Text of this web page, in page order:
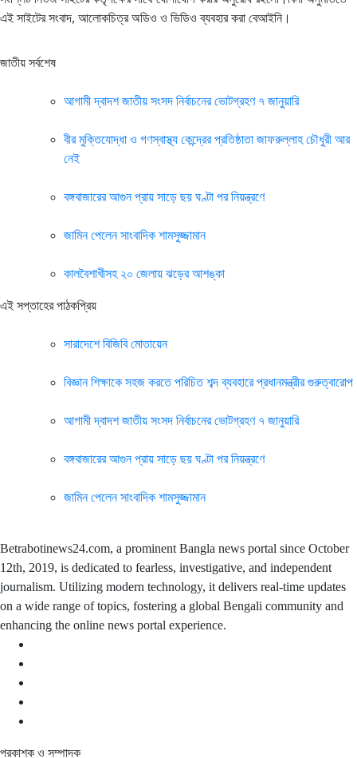
এই সাইটের সংবাদ, আলোকচিত্র অডিও ও ভিডিও ব্যবহার করা বেআইনি।
জাতীয় সর্বশেষ
আগামী দ্বাদশ জাতীয় সংসদ নির্বাচনের ভোটগ্রহণ ৭ জানুয়ারি
বীর মুক্তিযোদ্ধা ও গণস্বাস্থ্য কেন্দ্রের প্রতিষ্ঠাতা জাফরুল্লাহ চৌধুরী আর
নেই
বঙ্গবাজারের আগুন প্রায় সাড়ে ছয় ঘণ্টা পর নিয়ন্ত্রণে
জামিন পেলেন সাংবাদিক শামসুজ্জামান
কালবৈশাখীসহ ২০ জেলায় ঝড়ের আশঙ্কা
এই সপ্তাহের পাঠকপ্রিয়
সারাদেশে বিজিবি মোতায়েন
বিজ্ঞান শিক্ষাকে সহজ করতে পরিচিত শব্দ ব্যবহারে প্রধানমন্ত্রীর গুরুত্বারোপ
আগামী দ্বাদশ জাতীয় সংসদ নির্বাচনের ভোটগ্রহণ ৭ জানুয়ারি
বঙ্গবাজারের আগুন প্রায় সাড়ে ছয় ঘণ্টা পর নিয়ন্ত্রণে
জামিন পেলেন সাংবাদিক শামসুজ্জামান
Betrabotinews24.com, a prominent Bangla news portal since October
12th, 2019, is dedicated to fearless, investigative, and independent
journalism. Utilizing modern technology, it delivers real-time updates
on a wide range of topics, fostering a global Bengali community and
enhancing the online news portal experience.
প্রকাশক ও সম্পাদক